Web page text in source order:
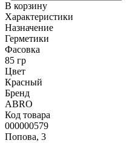
В корзину
Характеристики
Назначение
Герметики
Фасовка
85 гр
Цвет
Красный
Бренд
ABRO
Код товара
000000579
Попова, 3